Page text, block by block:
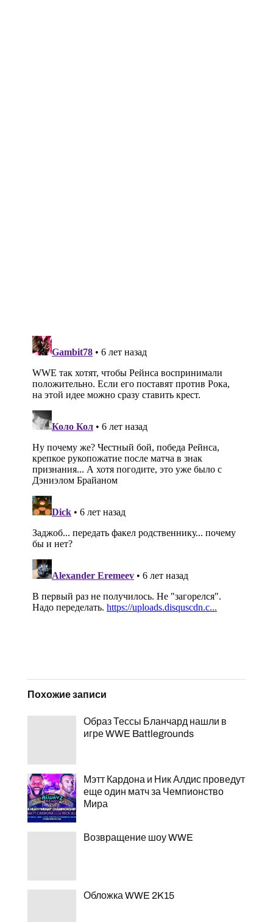
Похожие записи
Образ Тессы Бланчард нашли в
игре WWE Battlegrounds
Мэтт Кардона и Ник Алдис проведут
еще один матч за Чемпионство
Мира
Возвращение шоу WWE
Обложка WWE 2K15